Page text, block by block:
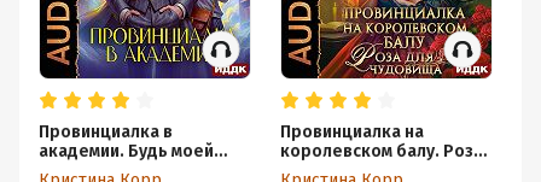
Провинциалка в
академии. Будь моей
парой
Провинциалка на
королевском балу. Роза
для чудовища